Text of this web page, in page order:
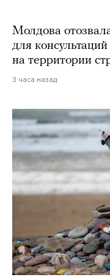
Молдова
для
на территории
3 часа назад